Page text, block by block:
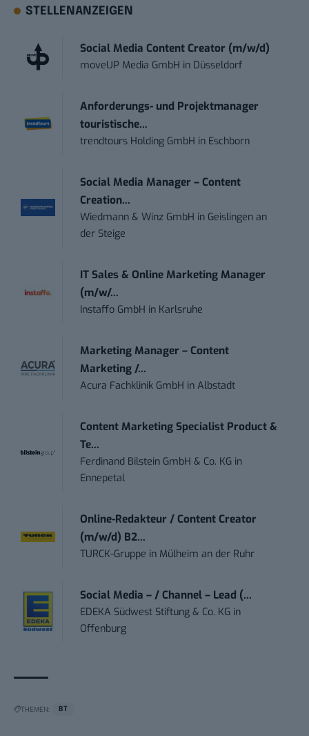
STELLENANZEIGEN
Social Media Content Creator (m/w/d)
moveUP Media GmbH in Düsseldorf
Anforderungs- und Projektmanager
touristische...
trendtours Holding GmbH in Eschborn
Social Media Manager – Content
Creation...
Wiedmann & Winz GmbH in Geislingen an
der Steige
IT Sales & Online Marketing Manager
(m/w/...
Instaffo GmbH in Karlsruhe
Marketing Manager – Content
Marketing /...
Acura Fachklinik GmbH inAlbstadt
Content Marketing Specialist Product &
Te...
Ferdinand Bilstein GmbH & Co. KG in
Ennepetal
Online-Redakteur / Content Creator
(m/w/d) B2...
TURCK-Gruppe in Mülheim an der Ruhr
Social Media – / Channel – Lead (...
EDEKA Südwest Stiftung & Co. KG in
Offenburg
THEMEN: BT